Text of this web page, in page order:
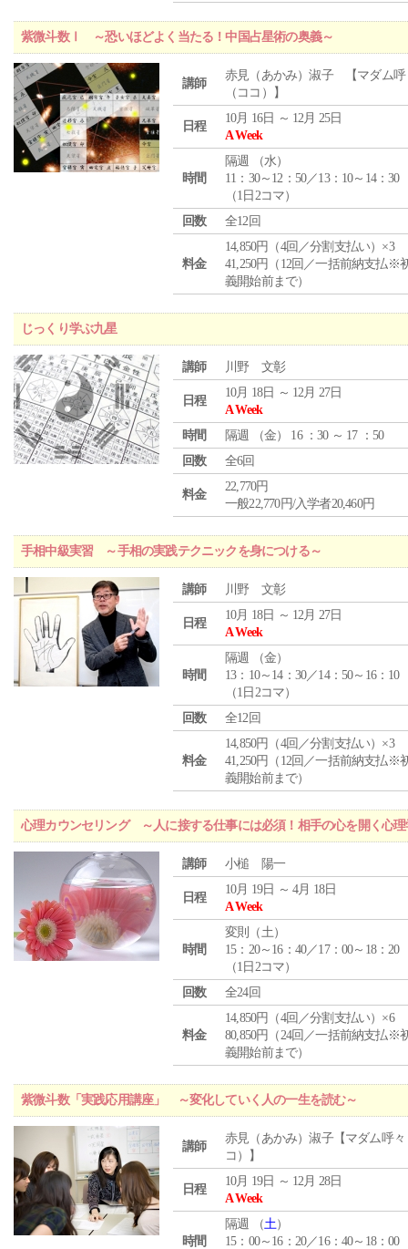
紫微斗数Ⅰ ～恐いほどよく当たる！中国占星術の奥義～
講師
赤見（あかみ）淑子 【マダム呼
（ココ）】
日程
10月 16日 ～ 12月 25日
A Week
時間
隔週 （水）
11：30～12：50／13：10～14：30
（1日2コマ）
回数
全12回
料金
14,850円（4回／分割支払い）×3
41,250円（12回／一括前納支払※
義開始前まで）
じっくり学ぶ九星
講師 川野 文彰
日程
10月 18日 ～ 12月 27日
A Week
時間
隔週 （金） 16 ：30 ～ 17 ：50
回数
全6回
料金
22,770円
一般22,770円/入学者20,460円
手相中級実習 ～手相の実践テクニックを身につける～
講師 川野 文彰
日程
10月 18日 ～ 12月 27日
A Week
時間
隔週 （金）
13：10～14：30／14：50～16：10
（1日2コマ）
回数
全12回
料金
14,850円（4回／分割支払い）×3
41,250円（12回／一括前納支払※
義開始前まで）
心理カウンセリング ～人に接する仕事には必須！相手の心を開く心理
講師 小槌 陽一
日程
10月 19日 ～ 4月 18日
A Week
時間
変則（土）
15：20～16：40／17：00～18：20
（1日2コマ）
回数
全24回
料金
14,850円（4回／分割支払い）×6
80,850円（24回／一括前納支払※
義開始前まで）
紫微斗数「実践応用講座」 ～変化していく人の一生を読む～
講師
赤見（あかみ）淑子【マダム呼々
コ）】
日程
10月 19日 ～ 12月 28日
A Week
時間
隔週 （土）
15：00～16：20／16：40～18：00